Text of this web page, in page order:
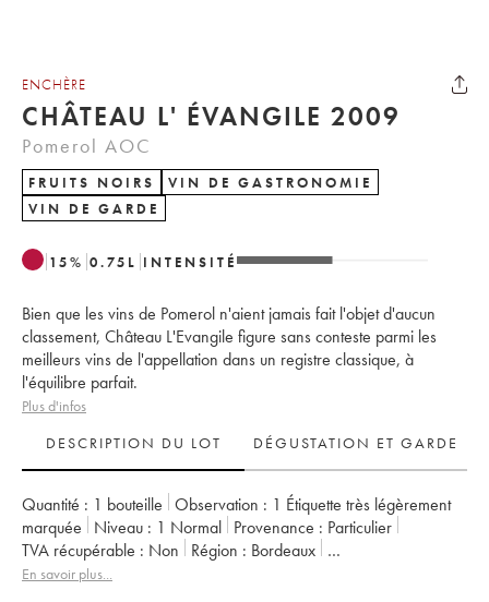
ENCHÈRE
CHÂTEAU L' ÉVANGILE 2009
Pomerol AOC
FRUITS NOIRS
VIN DE GASTRONOMIE
VIN DE GARDE
15% 0.75 L INTENSITÉ
Bien que les vins de Pomerol n'aient jamais fait l'objet d'aucun
classement, Château L'Evangile figure sans conteste parmi les
meilleurs vins de l'appellation dans un registre classique, à
l'équilibre parfait.
Plus d'infos
DESCRIPTION DU LOT
DÉGUSTATION ET GARDE
Quantité : 1 bouteille Observation : 1 Étiquette très légèrement
marquée
Niveau : 1 Normal Provenance : particulier
TVA récupérable :
non Région :
Bordeaux
Appellation :
En savoir plus...